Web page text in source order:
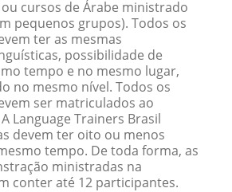
cursos de Árabe ministrado
pequenos grupos). Todos os
ter as mesmas
possibilidade de
tempo e no mesmo lugar,
no mesmo nível. Todos os
ser matriculados ao
Language Trainers Brasil
devem ter oito ou menos
tempo. De toda forma, as
ministradas na
conter até 12 participantes.